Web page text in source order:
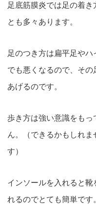
足底筋膜炎では足の着
とも多々あります。
足のつき方は扁平足や
でも悪くなるので、そ
あげるのです。
歩き方は強い意識をも
ん。（できるかもしれ
す）
インソールを入れると
れるのでとても簡単です